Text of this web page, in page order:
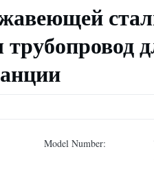
трубопровод
Model Number: